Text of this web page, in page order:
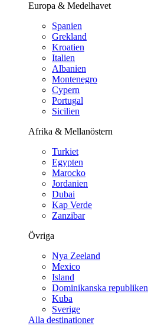
Europa & Medelhavet
Spanien
Grekland
Kroatien
Italien
Albanien
Montenegro
Cypern
Portugal
Sicilien
Afrika & Mellanöstern
Turkiet
Egypten
Marocko
Jordanien
Dubai
Kap Verde
Zanzibar
Övriga
Nya Zeeland
Mexico
Island
Dominikanska republiken
Kuba
Sverige
Alla destinationer